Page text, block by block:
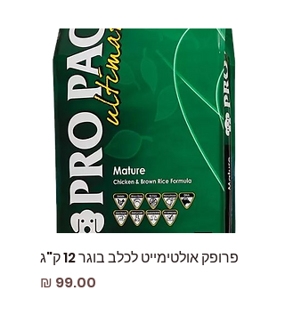
פרופק אולטימייט לכלב בוגר 12 ק"ג
מחיר